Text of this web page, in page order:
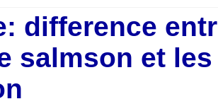
difference
salmson et